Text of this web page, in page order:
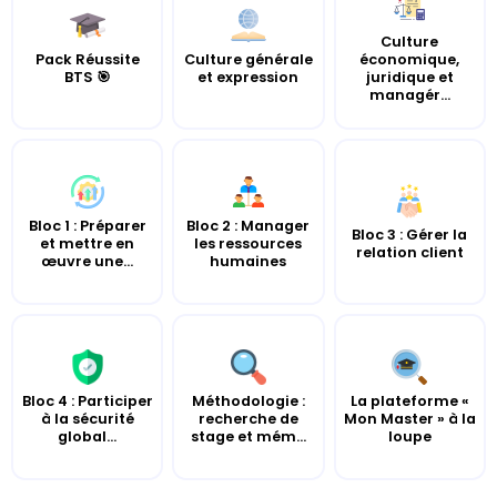
Pack Réussite
BTS 🎯
Culture générale
et expression
Culture
économique,
juridique et
managér...
Bloc 1 : Préparer
et mettre en
œuvre une...
Bloc 2 : Manager
les ressources
humaines
Bloc 3 : Gérer la
relation client
Bloc 4 : Participer
à la sécurité
global...
Méthodologie :
recherche de
stage et mém...
La plateforme «
Mon Master » à la
loupe